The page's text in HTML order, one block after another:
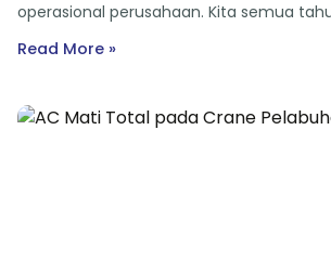
operasional perusahaan. Kita semua
Read More »